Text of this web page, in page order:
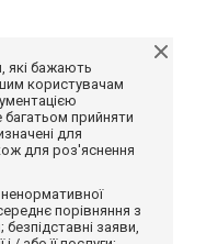
які бажають
користувачам
прийняти
для
для роз'яснення
порівняння з
заяви,